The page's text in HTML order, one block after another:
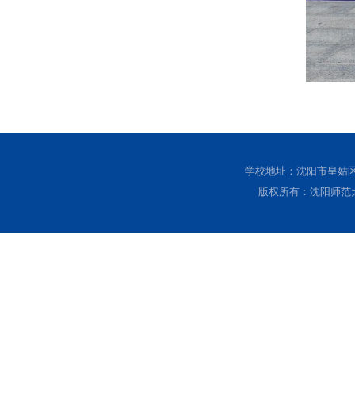
学校地址：沈阳市皇姑
版权所有：沈阳师